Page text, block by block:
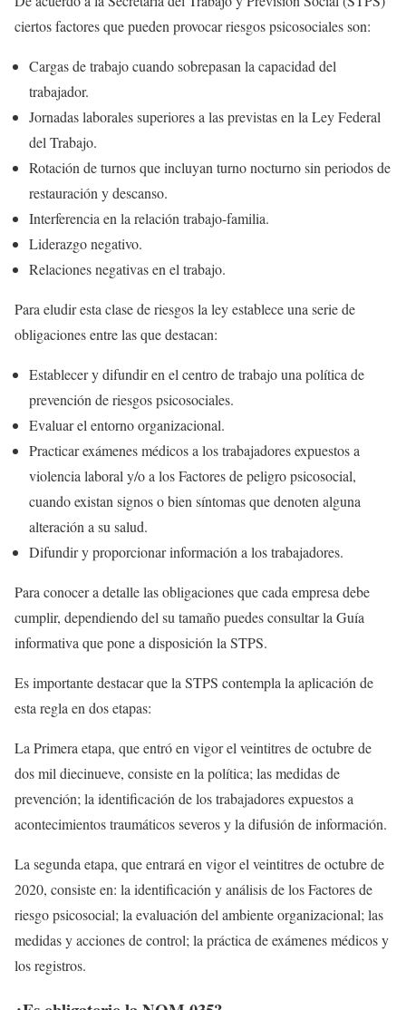
ciertos factores que pueden provocar riesgos psicosociales son:
Cargas de trabajo cuando sobrepasan la capacidad del
trabajador.
Jornadas laborales superiores a las previstas en la Ley Federal
del Trabajo.
Rotación de turnos que incluyan turno nocturno sin periodos de
restauración y descanso.
Interferencia en la relación trabajo-familia.
Liderazgo negativo.
Relaciones negativas en el trabajo.
Para eludir esta clase de riesgos la ley establece una serie de
obligaciones entre las que destacan:
Establecer y difundir en el centro de trabajo una política de
prevención de riesgos psicosociales.
Evaluar el entorno organizacional.
Practicar exámenes médicos a los trabajadores expuestos a
violencia laboral y/o a los Factores de peligro psicosocial,
cuando existan signos o bien síntomas que denoten alguna
alteración a su salud.
Difundir y proporcionar información a los trabajadores.
Para conocer a detalle las obligaciones que cada empresa debe
cumplir, dependiendo del su tamaño puedes consultar la Guía
informativa que pone a disposición la STPS.
Es importante destacar que la STPS contempla la aplicación de
esta regla en dos etapas:
La Primera etapa, que entró en vigor el veintitres de octubre de
dos mil diecinueve, consiste en la política; las medidas de
prevención; la identificación de los trabajadores expuestos a
acontecimientos traumáticos severos y la difusión de información.
La segunda etapa, que entrará en vigor el veintitres de octubre de
2020, consiste en: la identificación y análisis de los Factores de
riesgo psicosocial; la evaluación del ambiente organizacional; las
medidas y acciones de control; la práctica de exámenes médicos y
los registros.